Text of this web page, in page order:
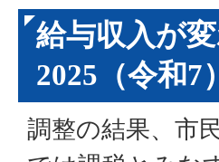
給与収入が
2025（令和
調整の結果、市